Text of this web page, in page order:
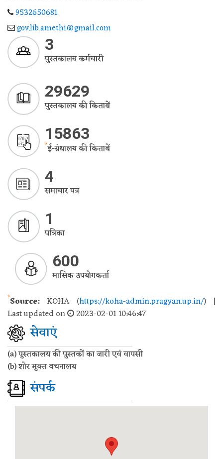
9532650681
gov.lib.amethi@gmail.com
3
पुस्तकालय कर्मचारी
29629
पुस्तकालय की किताबें
15863
*ई-ग्रंथालय की किताबें
4
समाचार पत्र
1
पत्रिका
600
मासिक उपयोगकर्ता
*Source: KOHA (https://koha-admin.pragyan.up.in/) |
Last updated on
2023-02-01 10:46:47
सेवाएं
(a) पुस्तकालय की पुस्तकों का जारी एवं वापसी
(b) शोर मुक्त वचनालय
संपर्क